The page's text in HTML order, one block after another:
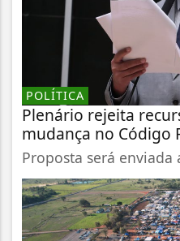
POLÍTICA
Plenário rejeita
mudança no Código
Proposta será enviada